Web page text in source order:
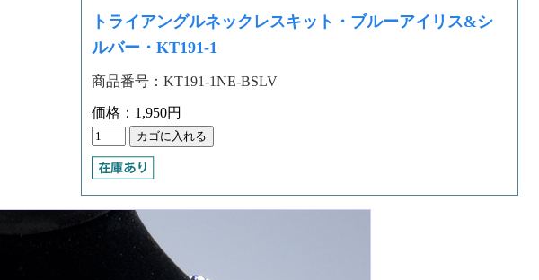
トライアングルネックレスキット・ブルーアイリス&シ
ルバー・KT191-1
商品番号：KT191-1NE-BSLV
価格：1,950円